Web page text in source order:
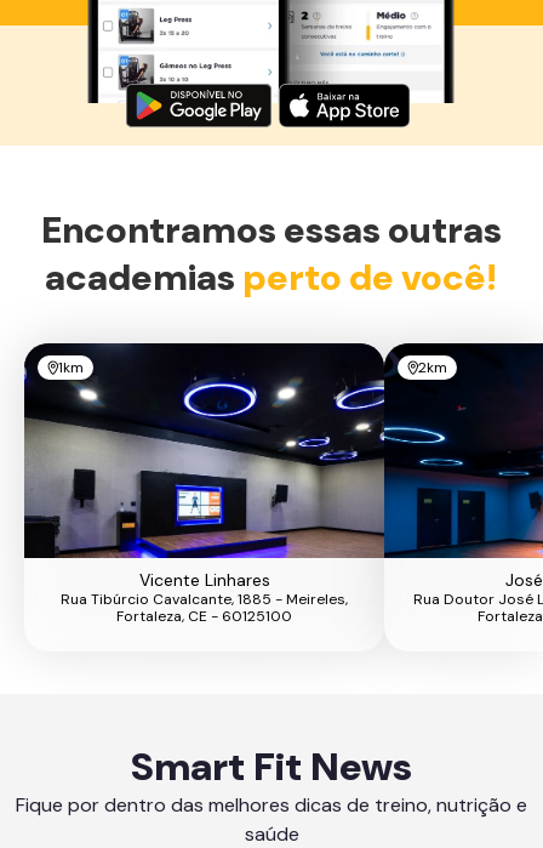
Baixe agora o Smart Fit App
Encontramos essas outras
academias perto de você!
1km
Vicente Linhares
Rua Tibúrcio Cavalcante, 1885 - Meireles,
Fortaleza, CE - 60125100
2km
Rua Doutor José
Smart Fit News
Fique por dentro das melhores dicas de treino, nutrição e
saúde